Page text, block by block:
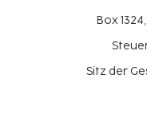
Box
Sitz der